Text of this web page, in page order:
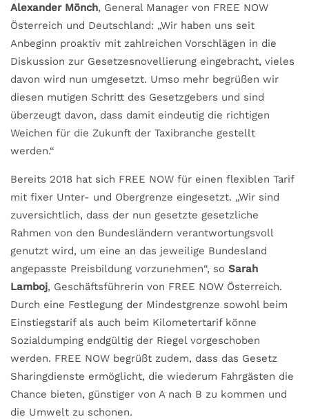
Alexander Mönch, General Manager von FREE NOW
Österreich und Deutschland: „Wir haben uns seit
Anbeginn proaktiv mit zahlreichen Vorschlägen in die
Diskussion zur Gesetzesnovellierung eingebracht, vieles
davon wird nun umgesetzt. Umso mehr begrüßen wir
diesen mutigen Schritt des Gesetzgebers und sind
überzeugt davon, dass damit eindeutig die richtigen
Weichen für die Zukunft der Taxibranche gestellt
werden.“
Bereits 2018 hat sich FREE NOW für einen flexiblen Tarif
mit fixer Unter- und Obergrenze eingesetzt. „Wir sind
zuversichtlich, dass der nun gesetzte gesetzliche
Rahmen von den Bundesländern verantwortungsvoll
genutzt wird, um eine an das jeweilige Bundesland
angepasste Preisbildung vorzunehmen“, so Sarah
Lamboj, Geschäftsführerin von FREE NOW Österreich.
Durch eine Festlegung der Mindestgrenze sowohl beim
Einstiegstarif als auch beim Kilometertarif könne
Sozialdumping endgültig der Riegel vorgeschoben
werden. FREE NOW begrüßt zudem, dass das Gesetz
Sharingdienste ermöglicht, die wiederum Fahrgästen die
Chance bieten, günstiger von A nach B zu kommen und
die Umwelt zu schonen.